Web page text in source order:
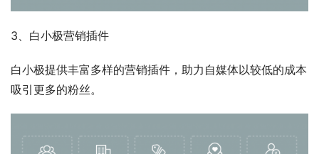
3、白小极营销插件
白小极提供丰富多样的营销插件，助力自媒体以较低的成本
吸引更多的粉丝。